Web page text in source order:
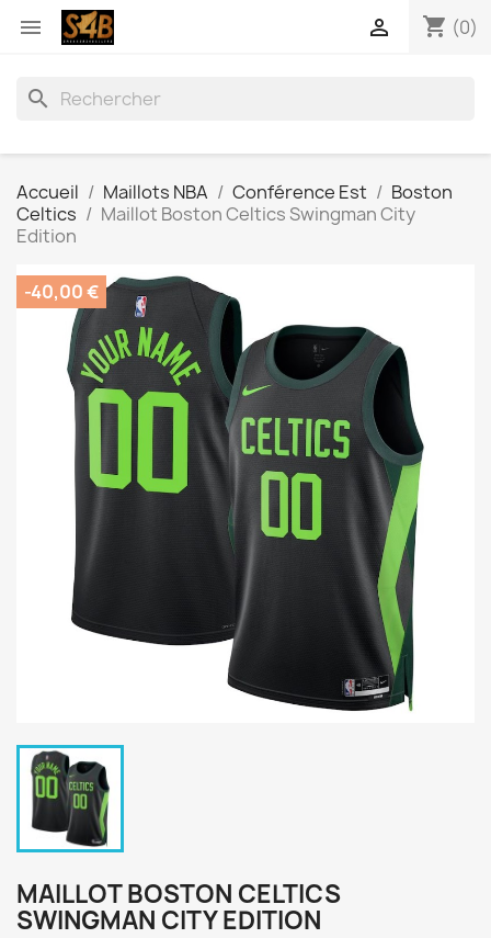
 shopping_cart (0)

search
Accueil Maillots NBA Conférence Est
Boston
Celtics
Maillot Boston Celtics Swingman City
Edition
-40,00 €
MAILLOT BOSTON CELTICS
SWINGMAN CITY EDITION